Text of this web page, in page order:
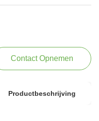
Contact Opnemen
Productbeschrijving